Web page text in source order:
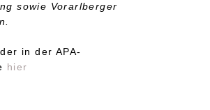
sowie Vorarlberger
in der APA-
hier